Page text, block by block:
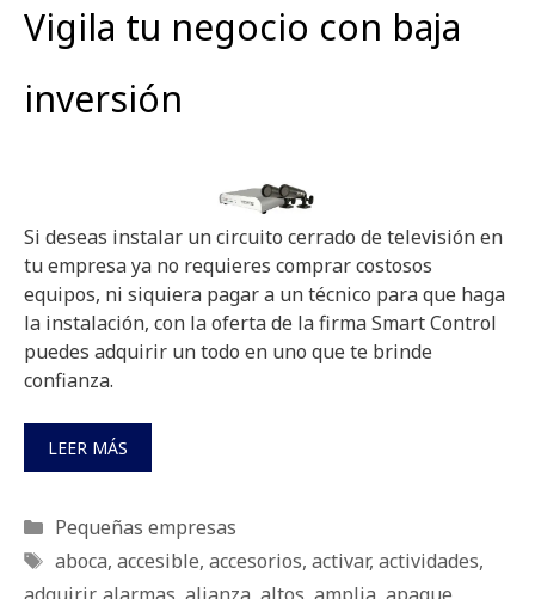
Vigila tu negocio con baja
inversión
Si deseas instalar un circuito cerrado de televisión en
tu empresa ya no requieres comprar costosos
equipos, ni siquiera pagar a un técnico para que haga
la instalación, con la oferta de la firma Smart Control
puedes adquirir un todo en uno que te brinde
confianza.
LEER MÁS
Categorías
Pequeñas empresas
Etiquetas
aboca, accesible, accesorios, activar, actividades,